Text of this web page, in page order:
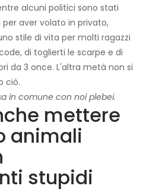
alcuni politici sono stati
aver volato in privato,
stile di vita per molti ragazzi
di toglierti le scarpe e di
da 3 once. L'altra metà non si
ciò.
in comune con noi plebei.
mettere
animali
stupidi